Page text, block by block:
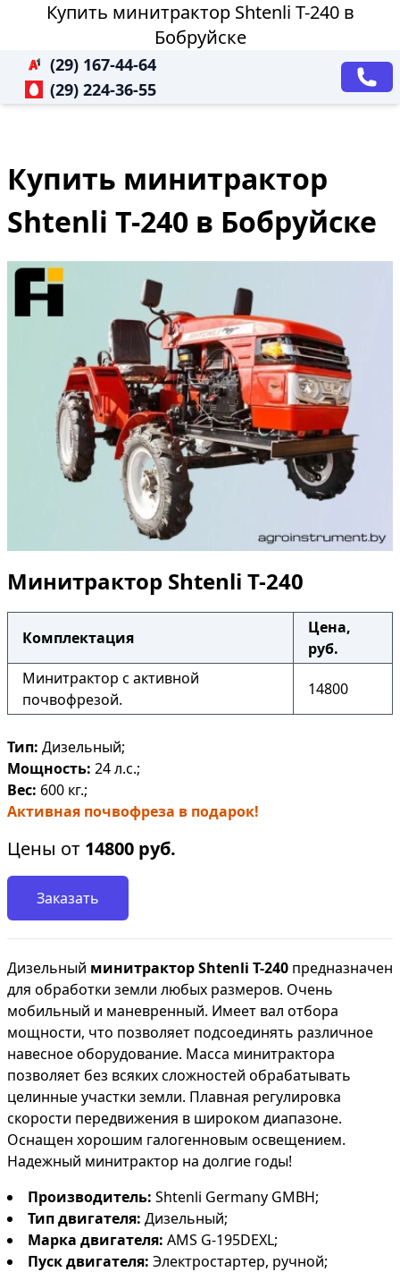
Купить минитрактор Shtenli T-240 в
Бобруйске
(29) 167-44-64
(29) 224-36-55
Купить минитрактор
Shtenli T-240 в Бобруйске
Минитрактор Shtenli T-240
Комплектация
Цена,
руб.
Минитрактор с активной
почвофрезой.
14800
Тип: Дизельный;
Мощность: 24 л.с.;
Вес: 600 кг.;
Активная почвофреза в подарок!
Цены от 14800 руб.
Заказать
Дизельный минитракторShtenli Т-240 предназначен
для обработки земли любых размеров. Очень
мобильный и маневренный. Имеет вал отбора
мощности, что позволяет подсоединять различное
навесное оборудование. Масса минитрактора
позволяет без всяких сложностей обрабатывать
целинные участки земли. Плавная регулировка
скорости передвижения в широком диапазоне.
Оснащен хорошим галогенновым освещением.
Надежный минитрактор на долгие годы!
Производитель: Shtenli Germany GMBH;
Тип двигателя: Дизельный;
Марка двигателя: AMS G-195DEXL;
Пуск двигателя: Электростартер, ручной;